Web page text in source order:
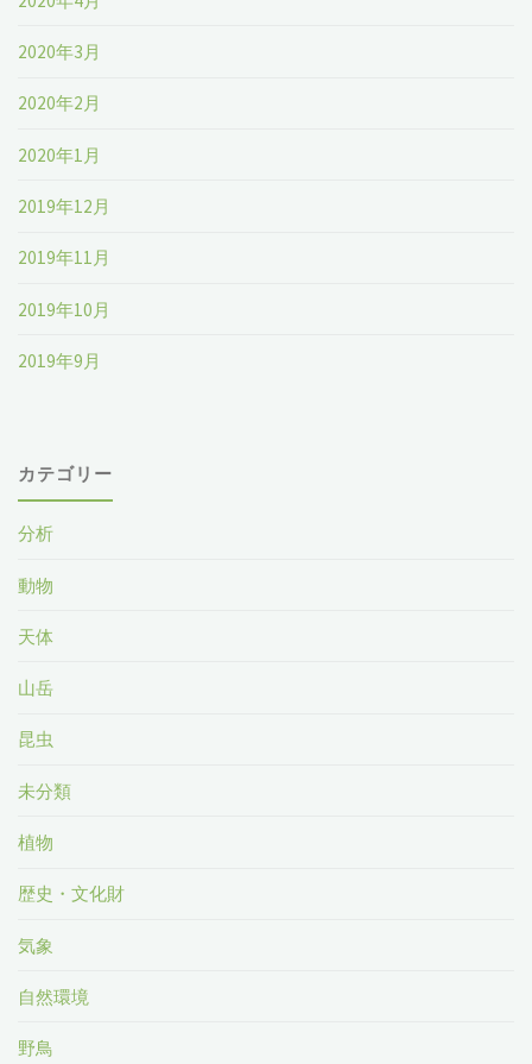
2020年3月
2020年2月
2020年1月
2019年12月
2019年11月
2019年10月
2019年9月
カテゴリー
分析
動物
天体
山岳
昆虫
未分類
植物
歴史・文化財
気象
自然環境
野鳥